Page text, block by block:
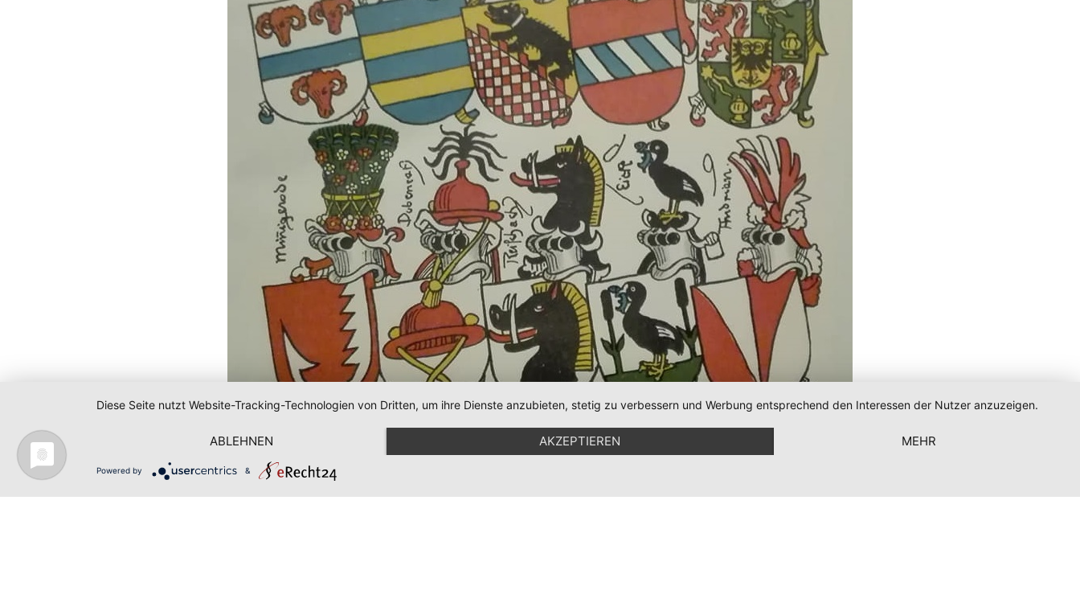
Diese Seite nutzt Website-Tracking-Technologien von Dritten, um ihre Dienste anzubieten, stetig zu verbessern und Werbung entsprechend den Interessen der Nutzer anzuzeigen.
ABLEHNEN AKZEPTIEREN MEHR
Powered by &